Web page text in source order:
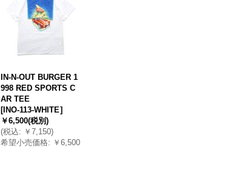
IN-N-OUT BURGER 1
998 RED SPORTS C
AR TEE
[INO-113-WHITE]
￥6,500(税別)
(税込: ￥7,150)
希望小売価格: ￥6,500